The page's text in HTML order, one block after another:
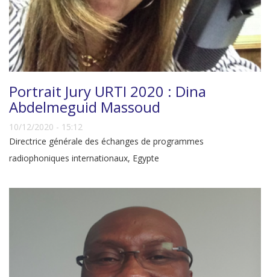
Portrait Jury URTI 2020 : Dina
Abdelmeguid Massoud
10/12/2020 - 15:12
Directrice générale des échanges de programmes
radiophoniques internationaux, Egypte